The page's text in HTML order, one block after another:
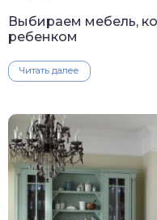
Выбираем мебель,
ребенком
Читать далее